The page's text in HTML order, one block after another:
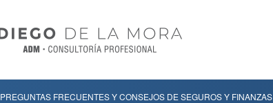
PREGUNTAS FRECUENTES Y CONSEJOS DE SEGUROS Y FINANZAS